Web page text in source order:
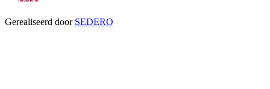
Gerealiseerd door SEDERO